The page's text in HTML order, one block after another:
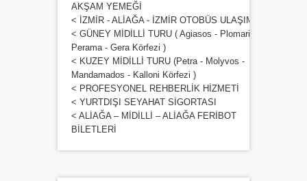
AKŞAM YEMEĞİ
< İZMİR - ALİAĞA - İZMİR OTOBÜS ULAŞIMI
< GÜNEY MİDİLLİ TURU ( Agiasos - Plomari -
Perama - Gera Körfezi )
< KUZEY MİDİLLİ TURU (Petra - Molyvos -
Mandamados - Kalloni Körfezi )
< PROFESYONEL REHBERLİK HİZMETİ
< YURTDIŞI SEYAHAT SİGORTASI
< ALİAĞA – MİDİLLİ – ALİAĞA FERİBOT
BİLETLERİ